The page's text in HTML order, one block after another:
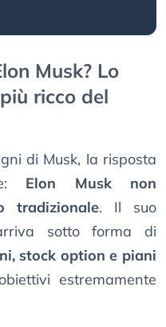
Musk? Lo
ricco del
di Musk, la risposta
Elon Musk non
tradizionale. Il suo
sotto forma di
stock option e piani
estremamente